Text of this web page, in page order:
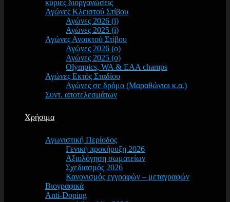
κύριες διοργανώσεις
Αγώνες Κλειστού Στίβου
Αγώνες 2026 (i)
Αγώνες 2025 (i)
Αγώνες Ανοικτού Στίβου
Αγώνες 2026 (o)
Αγώνες 2025 (o)
Olympics, WA & EAA champs
Αγώνες Εκτός Σταδίου
Αγώνες σε δρόμο (Μαραθώνιοι κ.α.)
Συντ. αποτελεσμάτων
Χρήσιμα
Αγωνιστική Περίοδος
Γενική προκήρυξη 2026
Αξιολόγηση σωματείων
Σχεδιασμός 2026
Κανονισμός εγγραφών – μεταγραφών
Βιογραφικά
Anti-Doping